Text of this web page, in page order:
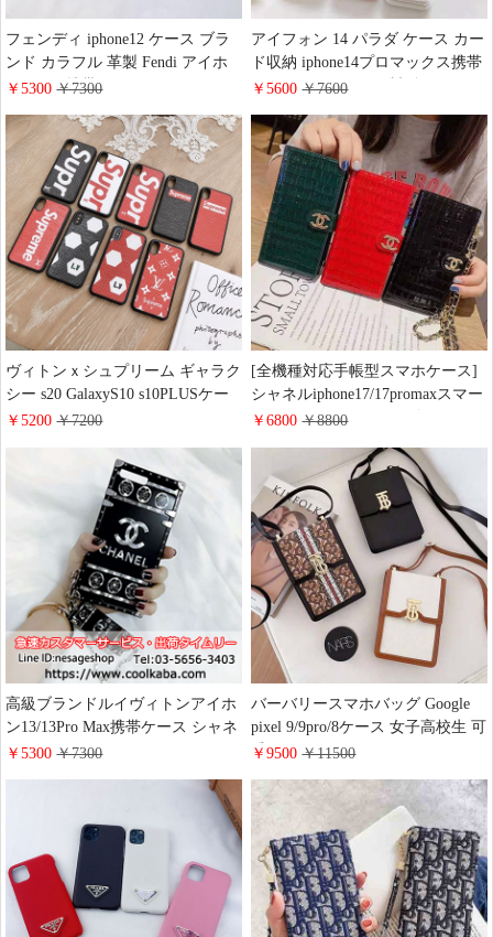
フェンディ iphone12 ケース ブラ
ンド カラフル 革製 Fendi アイホ
ン12 pro 携帯カバー iphone11ケー
iphone12pro アイフォン12 miniカ
バー モノグラム 女性向け 代引き
￥5300￥7300
アイフォン 14 パラダ ケース カー
ド収納 iphone14プロマックス携帯
ケース Prada レザー製ギャラクシ
ランドprada galaxy note20 ultra保護
ケース 公式サイト掲載コピー
￥5600￥7600
ヴィトンｘシュプリーム ギャラク
シー s20 GalaxyS10 s10PLUSケー
ス おしゃれ iphone11/xr/xs/11pro
iphone12/12mini/12pro/12pro max
ケース 人気新品
￥5200￥7200
[全機種対応手帳型スマホケース]
シャネルiphone17/17promaxスマー
トフォンカバーショルダーチェー
iphone16pro/15ケース 手帳型 スラ
イド式 高级感 iphone14/13/12ケー
ス 女性用 斜めがけ galaxy
s25/s24/s23カバー財布型 ミニバッ
グ ハイ ブランド
￥6800￥8800
高級ブランドルイヴィトンアイホ
ン13/13Pro Max携帯ケース シャネ
ル iphone12ケース YSL アイフォ
型 MCM iphone 12mini 携帯ケース
iPhone XS XR XSMAXケース シャ
ネル サンローラン MCM ギャラク
シーS20 S8 S9PLUSケース セレブ
愛用 お洒落 iphone8plus s8plusケー
ス
￥5300￥7300
バーバリースマホバッグ Google
pixel 9/9pro/8ケース 女子高校生 可
愛い burberry iPhone Xperia Galaxy
ブランド柄 スマホショルダーポー
チ 少女 ファッション
￥9500￥11500